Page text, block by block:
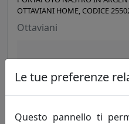
OTTAVIANI HOME, CODICE
Ottaviani
Le tue preferenze
Questo pannello ti